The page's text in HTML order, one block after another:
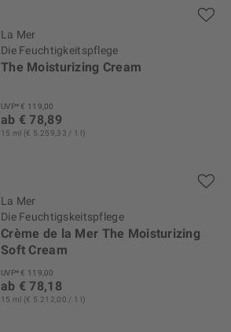
La Mer
Die Feuchtigkeitspflege
The Moisturizing Cream
UVP* € 119,00
ab € 78,89
15 ml (€ 5.259,33 / 1 l)
La Mer
Die Feuchtigskeitspflege
Crème de la Mer The Moisturizing
Soft Cream
UVP* € 119,00
ab € 78,18
15 ml (€ 5.212,00 / 1 l)